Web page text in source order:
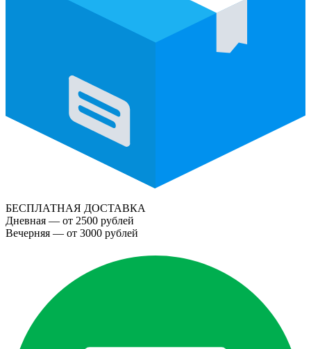
БЕСПЛАТНАЯ ДОСТАВКА
Дневная — от 2500 рублей
Вечерняя — от 3000 рублей